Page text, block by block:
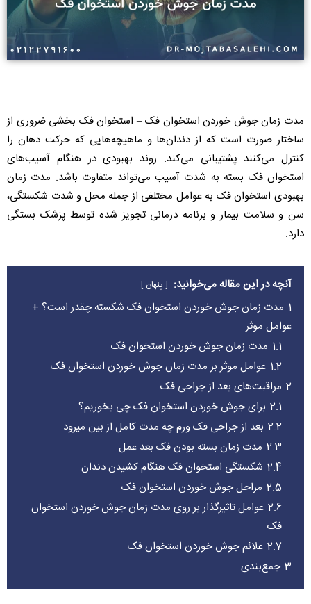
مدت زمان جوش خوردن استخوان فک – استخوان فک بخشی ضروری از
ساختار صورت است که از دندان‌ها و ماهیچه‌هایی که حرکت دهان را
کنترل می‌کنند پشتیبانی می‌کند. روند بهبودی در هنگام آسیب‌های
استخوان فک بسته به شدت آسیب می‌تواند متفاوت باشد. مدت زمان
بهبودی استخوان فک به عوامل مختلفی از جمله محل و شدت شکستگی،
سن و سلامت بیمار و برنامه درمانی تجویز شده توسط پزشک بستگی
دارد.
آنچه در این مقاله می‌خوانید: پنهان
1 مدت زمان جوش خوردن استخوان فک شکسته چقدر است؟ +
عوامل موثر
1.1 مدت زمان جوش خوردن استخوان فک
1.2 عوامل موثر بر مدت زمان جوش خوردن استخوان فک
2 مراقبت‌های بعد از جراحی فک
2.1 برای جوش خوردن استخوان فک چی بخوریم؟
2.2 بعد از جراحی فک ورم چه مدت کامل از بین میرود
2.3 مدت زمان بسته بودن فک بعد عمل
2.4 شکستگی استخوان فک هنگام کشیدن دندان
2.5 مراحل جوش خوردن استخوان فک
2.6 عوامل تاثیرگذار بر روی مدت زمان جوش خوردن استخوان‌
فک
2.7 علائم جوش خوردن استخوان فک
3 جمع‌بندی